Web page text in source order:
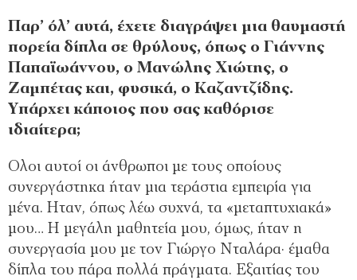
Παρ’ όλ’ αυτά, έχετε διαγράψει μια θαυμαστή
πορεία δίπλα σε θρύλους, όπως ο Γιάννης
Παπαϊωάννου, ο Μανώλης Χιώτης, ο
Ζαμπέτας και, φυσικά, ο Καζαντζίδης.
Υπάρχει κάποιος που σας καθόρισε
ιδιαίτερα;
Ολοι αυτοί οι άνθρωποι με τους οποίους
συνεργάστηκα ήταν μια τεράστια εμπειρία για
μένα. Ηταν, όπως λέω συχνά, τα «μεταπτυχιακά»
μου… Η μεγάλη μαθητεία μου, όμως, ήταν η
συνεργασία μου με τον Γιώργο Νταλάρα· έμαθα
δίπλα του πάρα πολλά πράγματα. Εξαιτίας του